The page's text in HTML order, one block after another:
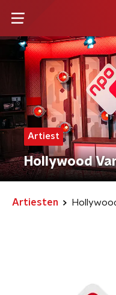
Artiest
Hollywood
Artiesten